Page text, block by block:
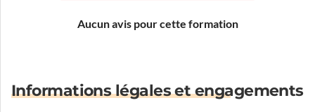
Aucun avis pour cette formation
Informations légales et engagements